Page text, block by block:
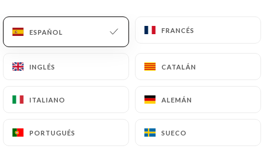
ESPAÑOL FRANCÉS
INGLÉS CATALÁN
ITALIANO ALEMÁN
PORTUGUÉS SUECO
/
Contacto
ESPAÑOL FRANCÉS
INGLÉS CATALÁN
ITALIANO ALEMÁN
PORTUGUÉS SUECO